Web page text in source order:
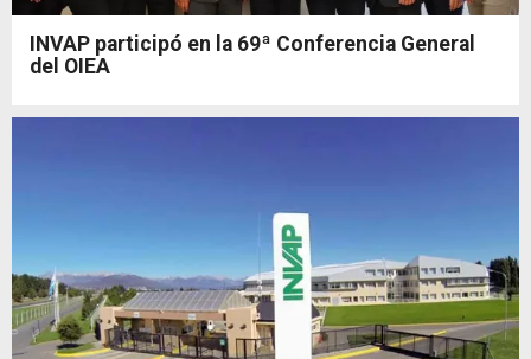
INVAP participó en la 69ª Conferencia General
del OIEA